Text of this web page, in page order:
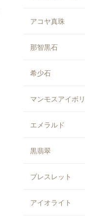
とで読む
アコヤ真珠
那智黒石
希少石
マンモスアイボ
エメラルド
黒翡翠
ブレスレット
アイオライト